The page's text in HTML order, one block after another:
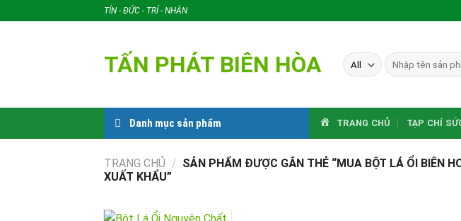
to
TÍN - ĐỨC - TRÍ - NHÂN
TẤN PHÁT BIÊN HÒA
Tìm
kiếm:
Danh mục sản phẩm TRANG CHỦ TẠP CHÍ
TRANG CHỦ / SẢN PHẨM ĐƯỢC GẮN THẺ “MUA BỘT LÁ ỔI BIÊN
XUẤT KHẨU”